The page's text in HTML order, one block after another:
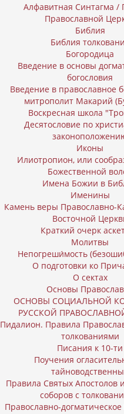
Алфавитная Синтагма /
Православной
Библия
Библия
Богородица
Введение в основы
богословия
Введение в православное
митрополит Макарий
Воскресная школа
Десятословие по
Иконы
Илиотропион, или
Божественной
Имена Божии в
Именины
Камень веры Православно-
Восточной
Краткий очерк
Молитвы
Непогреши́мость
О подготовки ко
О сектах
Основы
ОСНОВЫ СОЦИАЛЬНОЙ
РУССКОЙ
Пидалион. Правила
толкованиями
Писания к 10-ти
Поучения
Правила Святых Апостолов
соборов с
Православно-